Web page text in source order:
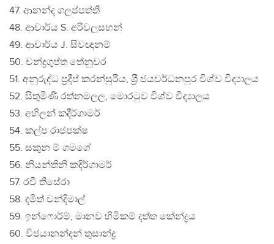
47. ආනන්ද ගලප්පත්ති
48. ආචාර්ය S. අරිවලසහන්
49. ආචාර්ය J. සිවඥානම්
50. චන්ද්‍රගුප්ත තේනුවර
51. අනුරුද්ධ ප‍්‍රදීප් කරන්සුරිය, ශ‍්‍රී ජයවර්ධනපුර විශ්ව විද්‍යාලය
52. සිතුමිණි රත්නමලල, මොරටුව විශ්ව විද්‍යාලය
53. අහිලන් කදීර්ගාමර්
54. කල්ප රාජපක්ෂ
55. සකුන ම් ගමගේ
56. නියන්තිනි කදිර්ගාමර්
57. රවී තිසේරා
58. දමිත් චන්දිමාල්
59. ඉන්ෆොර්ම්, මානව හිමිකම් දත්ත කේන්ද්‍රය
60. විජයානන්දන් තුසාන්ද්‍ර